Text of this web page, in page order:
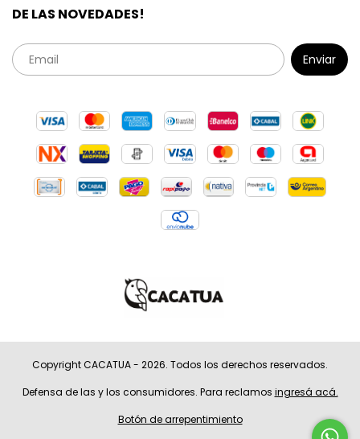
DE LAS NOVEDADES!
Copyright CACATUA - 2026. Todos los derechos reservados.
Defensa de las y los consumidores. Para reclamos ingresá acá.
Botón de arrepentimiento